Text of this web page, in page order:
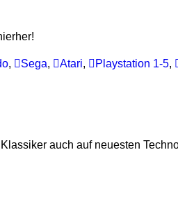
, Sega, Atari, Playstation 1-5,
auch auf neuesten